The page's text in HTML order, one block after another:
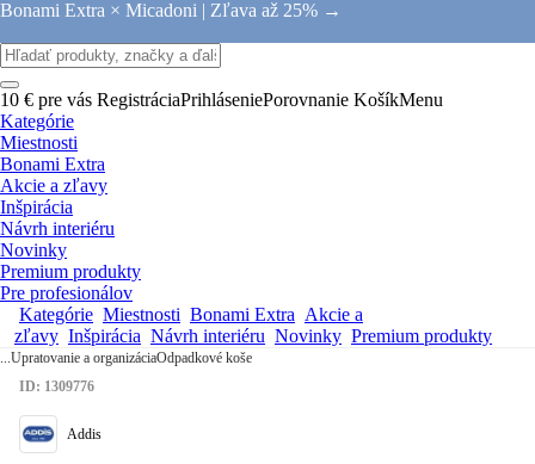
Bonami Extra × Micadoni | Zľava až 25% →
10 € pre vás RegistráciaPrihláseniePorovnanie KošíkMenu
Kategórie
Miestnosti
Bonami Extra
Akcie a zľavy
Inšpirácia
Návrh interiéru
Novinky
Premium produkty
Pre profesionálov
Kategórie Miestnosti Bonami Extra Akcie a
zľavy Inšpirácia Návrh interiéru Novinky Premium produkty
...Upratovanie a organizáciaOdpadkové koše
ID: 1309776
Addis